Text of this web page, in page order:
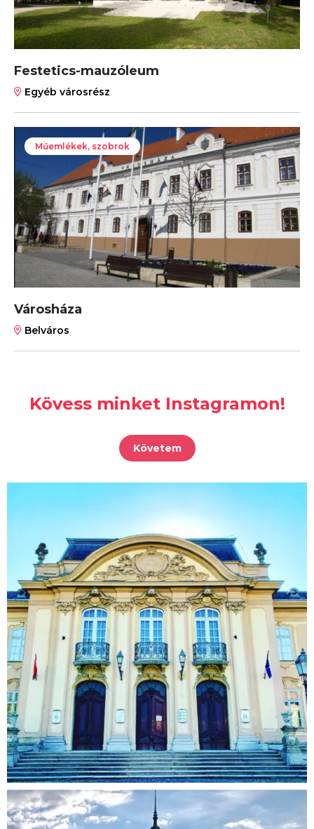
Festetics-mauzóleum
Egyéb városrész
Műemlékek, szobrok
Városháza
Belváros
Kövess minket Instagramon!
Követem